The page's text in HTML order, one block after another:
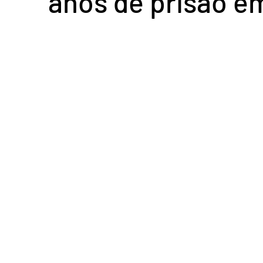
Acidente em Goiás Acidente no DF Entretenimento